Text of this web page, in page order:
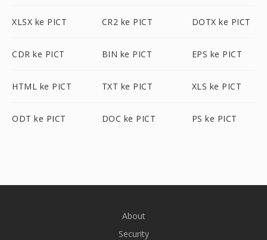
XLSX ke PICT CR2 ke PICT DOTX ke PICT
CDR ke PICT BIN ke PICT EPS ke PICT
HTML ke PICT TXT ke PICT XLS ke PICT
ODT ke PICT DOC ke PICT PS ke PICT
About
Security